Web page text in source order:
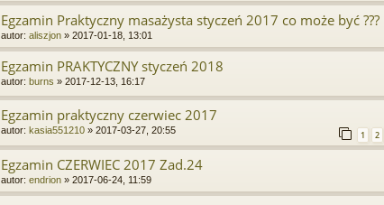
Egzamin Praktyczny masażysta styczeń 2017 co może być ???
autor: aliszjon » 2017-01-18, 13:01
Egzamin PRAKTYCZNY styczeń 2018
autor: burns » 2017-12-13, 16:17
Egzamin praktyczny czerwiec 2017
autor: kasia551210 » 2017-03-27, 20:55 1 2
Egzamin CZERWIEC 2017 Zad.24
autor: endrion » 2017-06-24, 11:59